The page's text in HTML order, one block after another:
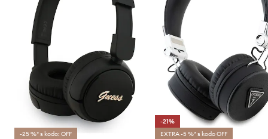
-25 %* s kodo: OFF
-21%
EXTRA -5 %* s kodo OFF